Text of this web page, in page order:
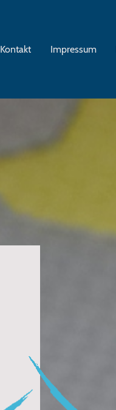
Kontakt Impressum